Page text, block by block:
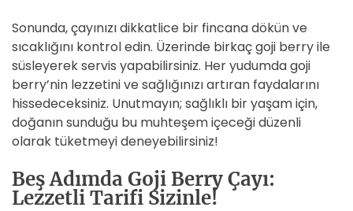
Sonunda, çayınızı dikkatlice bir fincana dökün ve
sıcaklığını kontrol edin. Üzerinde birkaç goji berry ile
süsleyerek servis yapabilirsiniz. Her yudumda goji
berry’nin lezzetini ve sağlığınızı artıran faydalarını
hissedeceksiniz. Unutmayın; sağlıklı bir yaşam için,
doğanın sunduğu bu muhteşem içeceği düzenli
olarak tüketmeyi deneyebilirsiniz!
Beş Adımda Goji Berry Çayı:
Lezzetli Tarifi Sizinle!